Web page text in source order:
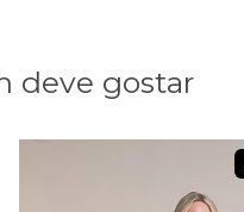
deve gostar